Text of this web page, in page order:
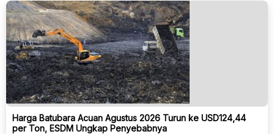
Harga Batubara Acuan Agustus 2026 Turun ke USD124,44
per Ton, ESDM Ungkap Penyebabnya